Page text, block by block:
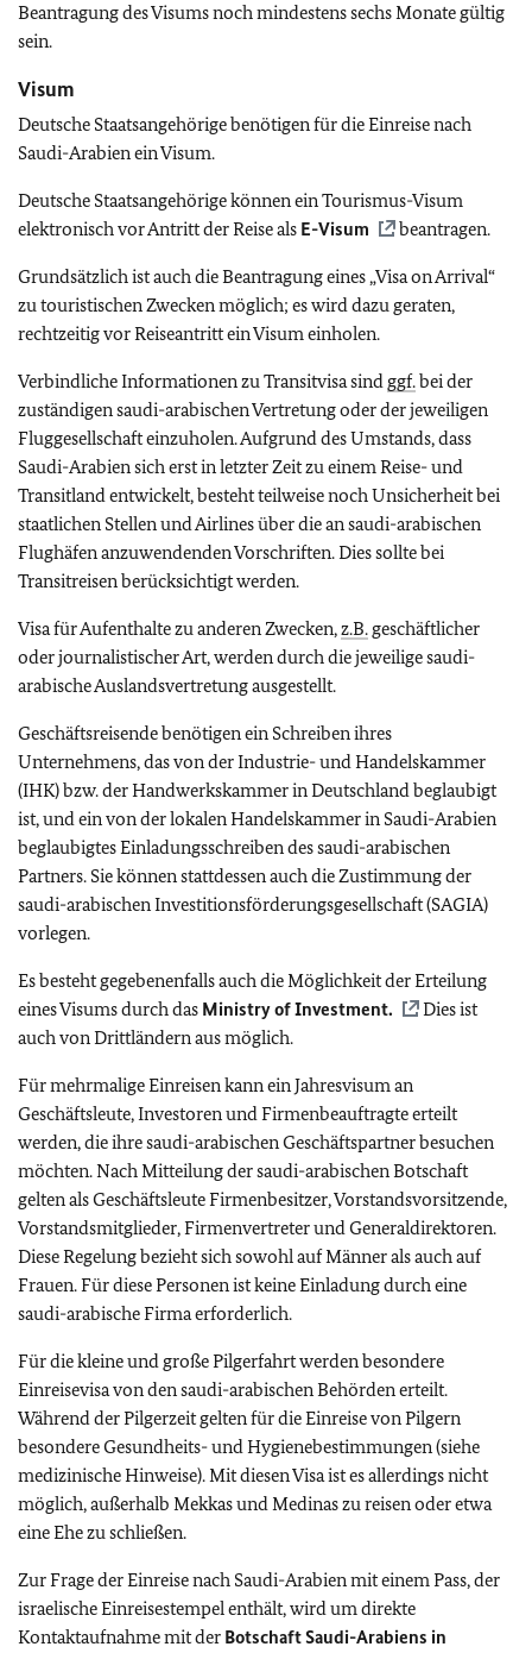
Beantragung des Visums noch mindestens sechs Monate gültig
sein.
Visum
Deutsche Staatsangehörige benötigen für die Einreise nach
Saudi-Arabien ein Visum.
Deutsche Staatsangehörige können ein Tourismus-Visum
elektronisch vor Antritt der Reise als E-Visum beantragen.
Grundsätzlich ist auch die Beantragung eines „Visa on Arrival“
zu touristischen Zwecken möglich; es wird dazu geraten,
rechtzeitig vor Reiseantritt ein Visum einholen.
Verbindliche Informationen zu Transitvisa sind ggf.bei der
zuständigen saudi-arabischen Vertretung oder der jeweiligen
Fluggesellschaft einzuholen. Aufgrund des Umstands, dass
Saudi-Arabien sich erst in letzter Zeit zu einem Reise- und
Transitland entwickelt, besteht teilweise noch Unsicherheit bei
staatlichen Stellen und Airlines über die an saudi-arabischen
Flughäfen anzuwendenden Vorschriften. Dies sollte bei
Transitreisen berücksichtigt werden.
Visa für Aufenthalte zu anderen Zwecken,z.B. geschäftlicher
oder journalistischer Art, werden durch die jeweilige saudi-
arabische Auslandsvertretung ausgestellt.
Geschäftsreisende benötigen ein Schreiben ihres
Unternehmens, das von der Industrie- und Handelskammer
(IHK) bzw. der Handwerkskammer in Deutschland beglaubigt
ist, und ein von der lokalen Handelskammer in Saudi-Arabien
beglaubigtes Einladungsschreiben des saudi-arabischen
Partners. Sie können stattdessen auch die Zustimmung der
saudi-arabischen Investitionsförderungsgesellschaft (SAGIA)
vorlegen.
Es besteht gegebenenfalls auch die Möglichkeit der Erteilung
eines Visums durch das Ministry of Investment.
Dies ist
auch von Drittländern aus möglich.
Für mehrmalige Einreisen kann ein Jahresvisum an
Geschäftsleute, Investoren und Firmenbeauftragte erteilt
werden, die ihre saudi-arabischen Geschäftspartner besuchen
möchten. Nach Mitteilung der saudi-arabischen Botschaft
gelten als Geschäftsleute Firmenbesitzer, Vorstandsvorsitzende,
Vorstandsmitglieder, Firmenvertreter und Generaldirektoren.
Diese Regelung bezieht sich sowohl auf Männer als auch auf
Frauen. Für diese Personen ist keine Einladung durch eine
saudi-arabische Firma erforderlich.
Für die kleine und große Pilgerfahrt werden besondere
Einreisevisa von den saudi-arabischen Behörden erteilt.
Während der Pilgerzeit gelten für die Einreise von Pilgern
besondere Gesundheits- und Hygienebestimmungen (siehe
medizinische Hinweise). Mit diesen Visa ist es allerdings nicht
möglich, außerhalb Mekkas und Medinas zu reisen oder etwa
eine Ehe zu schließen.
Zur Frage der Einreise nach Saudi-Arabien mit einem Pass, der
israelische Einreisestempel enthält, wird um direkte
Kontaktaufnahme mit der Botschaft Saudi-Arabiens in